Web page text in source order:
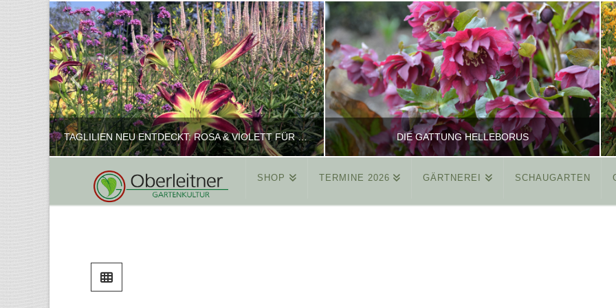
TAGLILIEN NEU ENTDECKT: ROSA & VIOLETT FÜR ROMANTISCHE PFLANZKOMBINATIONEN
REINHARD
DIE GATTUNG HELLEBORUS
REINHARD
SHOP TERMINE 2026 GÄRTNEREI SCHAUGARTEN